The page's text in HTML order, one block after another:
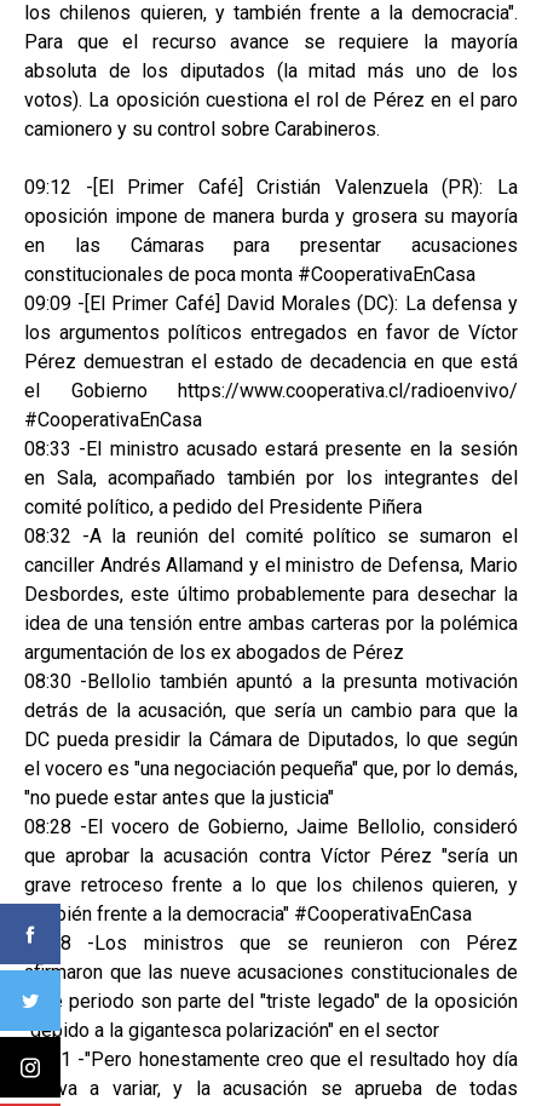
los chilenos quieren, y también frente a la democracia".
Para que el recurso avance se requiere la mayoría
absoluta de los diputados (la mitad más uno de los
votos). La oposición cuestiona el rol de Pérez en el paro
camionero y su control sobre Carabineros.
09:12 -[El Primer Café] Cristián Valenzuela (PR): La
oposición impone de manera burda y grosera su mayoría
en las Cámaras para presentar acusaciones
constitucionales de poca monta #CooperativaEnCasa
09:09 -[El Primer Café] David Morales (DC): La defensa y
los argumentos políticos entregados en favor de Víctor
Pérez demuestran el estado de decadencia en que está
el Gobierno https://www.cooperativa.cl/radioenvivo/
#CooperativaEnCasa
08:33 -El ministro acusado estará presente en la sesión
en Sala, acompañado también por los integrantes del
comité político, a pedido del Presidente Piñera
08:32 -A la reunión del comité político se sumaron el
canciller Andrés Allamand y el ministro de Defensa, Mario
Desbordes, este último probablemente para desechar la
idea de una tensión entre ambas carteras por la polémica
argumentación de los ex abogados de Pérez
08:30 -Bellolio también apuntó a la presunta motivación
detrás de la acusación, que sería un cambio para que la
DC pueda presidir la Cámara de Diputados, lo que según
el vocero es "una negociación pequeña" que, por lo demás,
"no puede estar antes que la justicia"
08:28 -El vocero de Gobierno, Jaime Bellolio, consideró
que aprobar la acusación contra Víctor Pérez "sería un
grave retroceso frente a lo que los chilenos quieren, y
también frente a la democracia" #CooperativaEnCasa
08:28 -Los ministros que se reunieron con Pérez
afirmaron que las nueve acusaciones constitucionales de
este periodo son parte del "triste legado" de la oposición
"debido a la gigantesca polarización" en el sector
07:51 -"Pero honestamente creo que el resultado hoy día
no va a variar, y la acusación se aprueba de todas